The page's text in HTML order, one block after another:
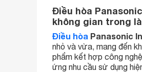
Điều hòa
không gian trong
Điều hòa Panasonic
nhỏ và vừa, mang đến
phẩm kết hợp công
ứng nhu cầu sử dụng